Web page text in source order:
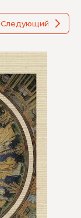
Следующий